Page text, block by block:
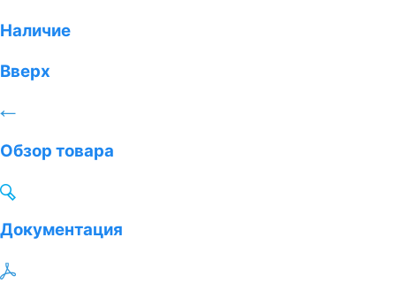
Наличие
Вверх
Обзор товара
Документация